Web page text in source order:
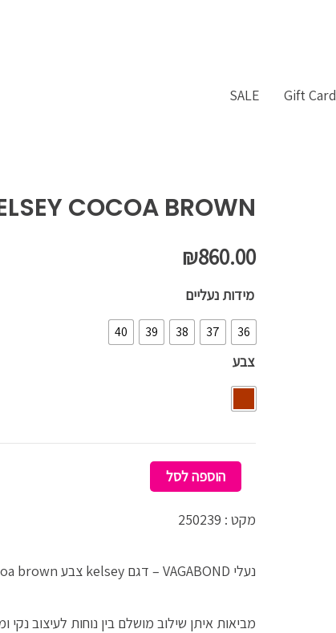
Gift Card
SALE
COCOA BROWN
₪860.00
מידות נעליים
36
37
38
39
40
צבע
כמות
של
VAGABOND
KELSEY
הוספה לסל
מקט : 250239
נעלי VAGABOND – דגם kelsey צבע cocoa brown ,
מביאות איתן שילוב מושלם בין נוחות לעיצוב נקי